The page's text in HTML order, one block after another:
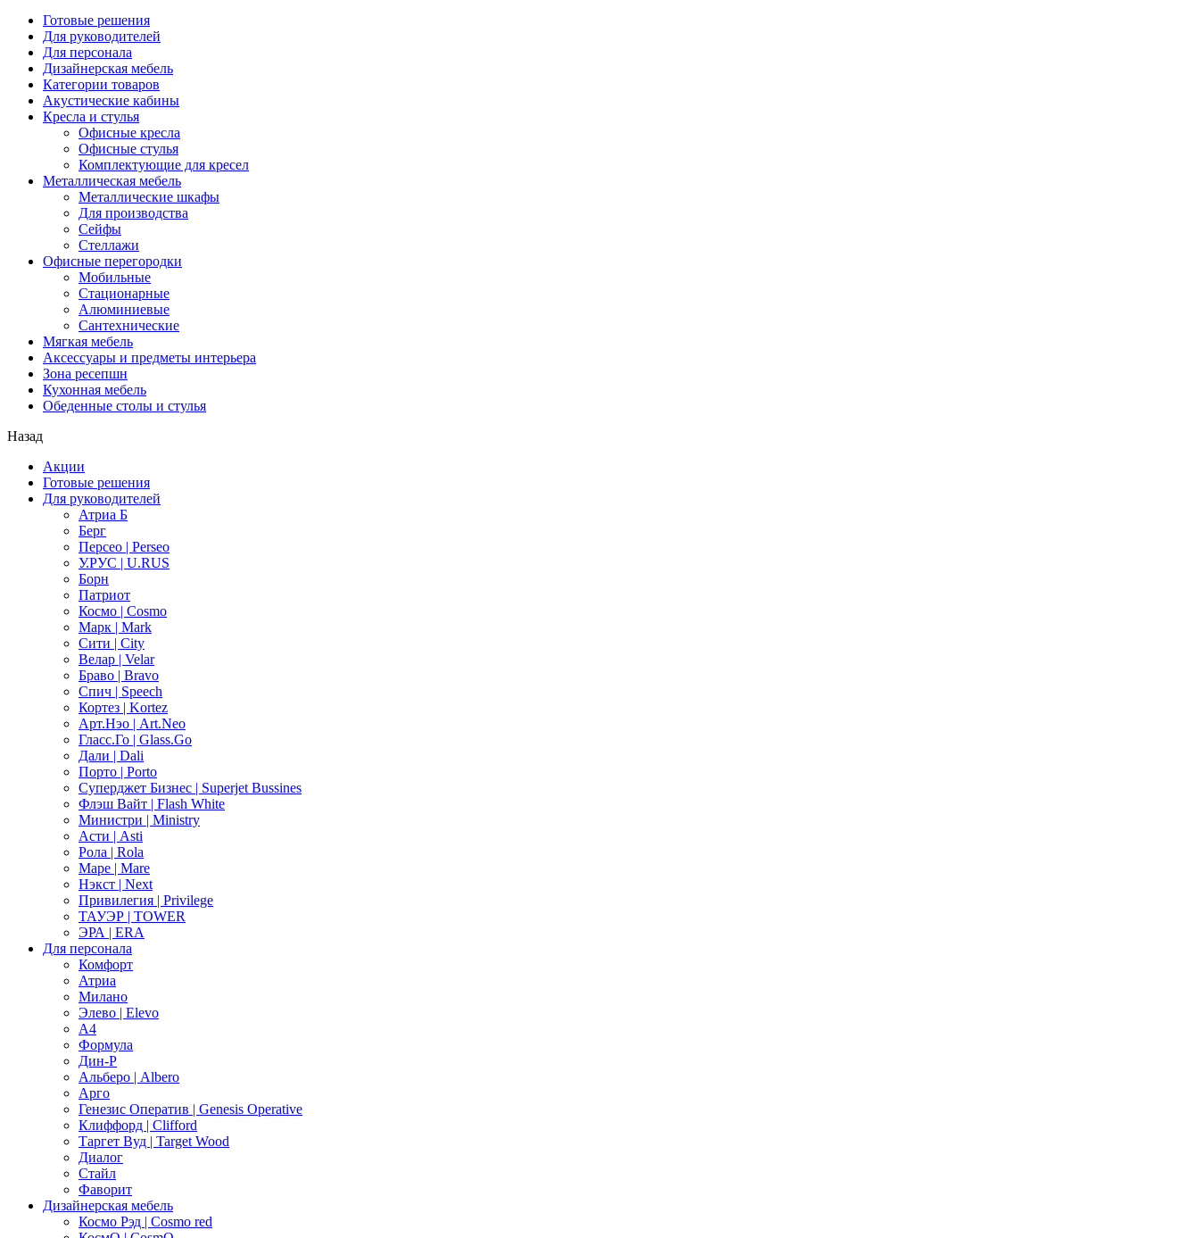
Готовые решения
Для руководителей
Для персонала
Дизайнерская мебель
Категории товаров
Акустические кабины
Кресла и стулья
Офисные кресла
Офисные стулья
Комплектующие для кресел
Металлическая мебель
Металлические шкафы
Для производства
Сейфы
Стеллажи
Офисные перегородки
Мобильные
Стационарные
Алюминиевые
Сантехнические
Мягкая мебель
Аксессуары и предметы интерьера
Зона ресепшн
Кухонная мебель
Обеденные столы и стулья
Назад
Акции
Готовые решения
Для руководителей
Атриа Б
Берг
Персео | Perseo
У.РУС | U.RUS
Борн
Патриот
Космо | Cosmo
Марк | Mark
Сити | City
Велар | Velar
Браво | Bravo
Спич | Speech
Кортез | Kortez
Арт.Нэо | Art.Neo
Гласс.Го | Glass.Go
Дали | Dali
Порто | Porto
Суперджет Бизнес | Superjet Bussines
Флэш Вайт | Flash White
Министри | Ministry
Асти | Asti
Рола | Rola
Маре | Mare
Нэкст | Next
Привилегия | Privilege
ТАУЭР | TOWER
ЭРА | ERA
Для персонала
Комфорт
Атриа
Милано
Элево | Elevo
А4
Формула
Дин-Р
Альберо | Albero
Арго
Генезис Оператив | Genesis Operative
Клиффорд | Clifford
Таргет Вуд | Target Wood
Диалог
Стайл
Фаворит
Дизайнерская мебель
Космо Рэд | Cosmo red